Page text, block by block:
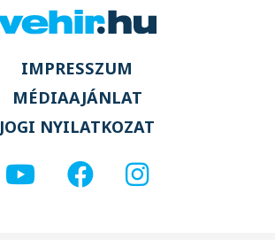
IMPRESSZUM
MÉDIAAJÁNLAT
JOGI NYILATKOZAT